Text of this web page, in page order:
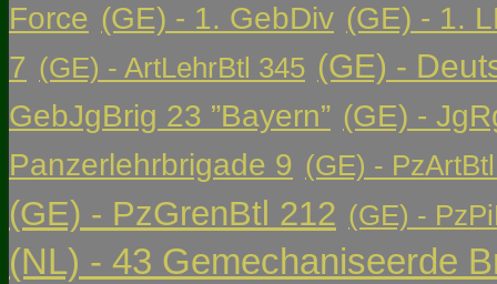
Force (GE) - 1. GebDiv (GE) - 1.
7 (GE) - ArtLehrBtl 345 (GE) -
GebJgBrig 23 ”Bayern” (GE) -
Panzerlehrbrigade 9 (GE) -
(GE) - PzGrenBtl 212 (GE) -
(NL) - 43 Gemechaniseerde